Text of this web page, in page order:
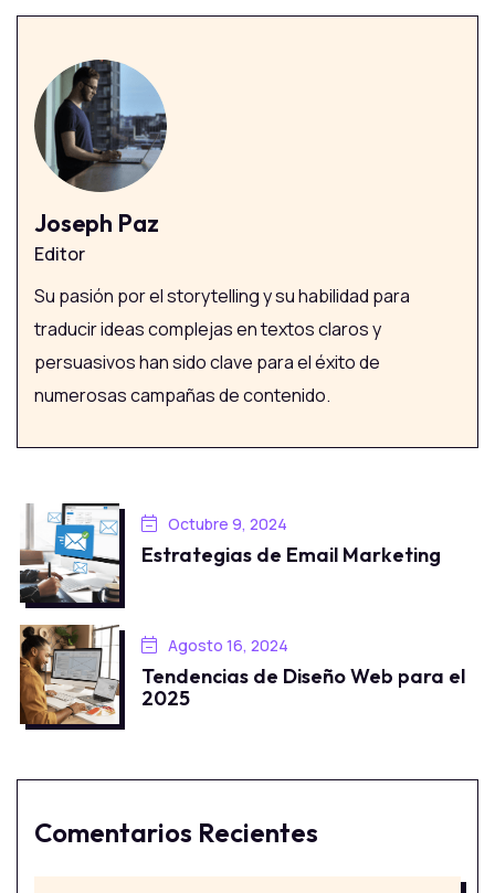
Joseph Paz
Editor
Su pasión por el storytelling y su habilidad para
traducir ideas complejas en textos claros y
persuasivos han sido clave para el éxito de
numerosas campañas de contenido.
Octubre 9, 2024
Estrategias de Email Marketing
Agosto 16, 2024
Tendencias de Diseño Web para el
2025
Comentarios Recientes